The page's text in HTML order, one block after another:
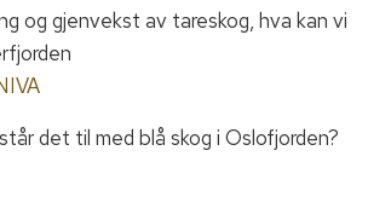
og gjenvekst av tareskog, hva kan vi
det til med blå skog i Oslofjorden?